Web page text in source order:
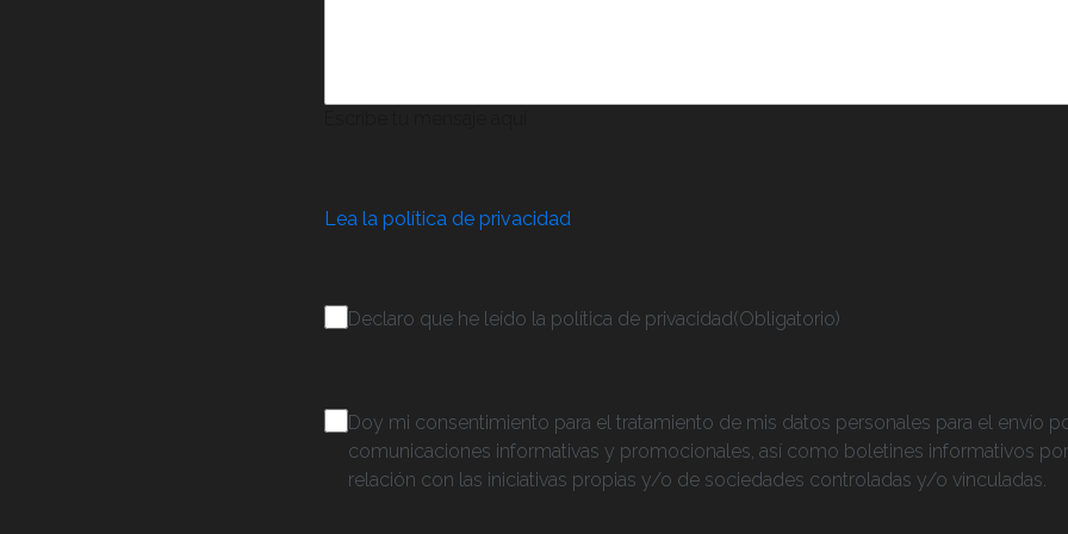
Lea la política de privacidad
Consenso(Obligatorio)
Declaro que he leído la política de privacidad(Obligatorio)
Consenso
Doy mi consentimiento para el tratamiento de mis datos personales para el envío
comunicaciones informativas y promocionales, así como boletines informativos
relación con las iniciativas propias y/o de sociedades controladas y/o vinculadas.